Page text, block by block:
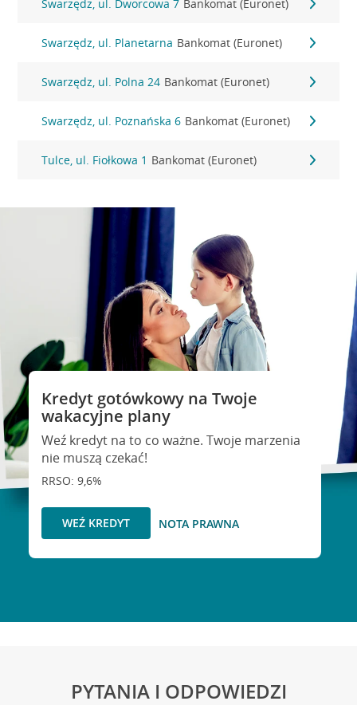
Swarzędz, ul. Dworcowa 7 Bankomat (Euronet)
Swarzędz, ul. Planetarna Bankomat (Euronet)
Swarzędz, ul. Polna 24 Bankomat (Euronet)
Swarzędz, ul. Poznańska 6 Bankomat (Euronet)
Tulce, ul. Fiołkowa 1 Bankomat (Euronet)
Kredyt gotówkowy na Twoje
wakacyjne plany
Weź kredyt na to co ważne. Twoje marzenia
nie muszą czekać!
RRSO: 9,6%
WEŹ KREDYT NOTA PRAWNA
PYTANIA I ODPOWIEDZI